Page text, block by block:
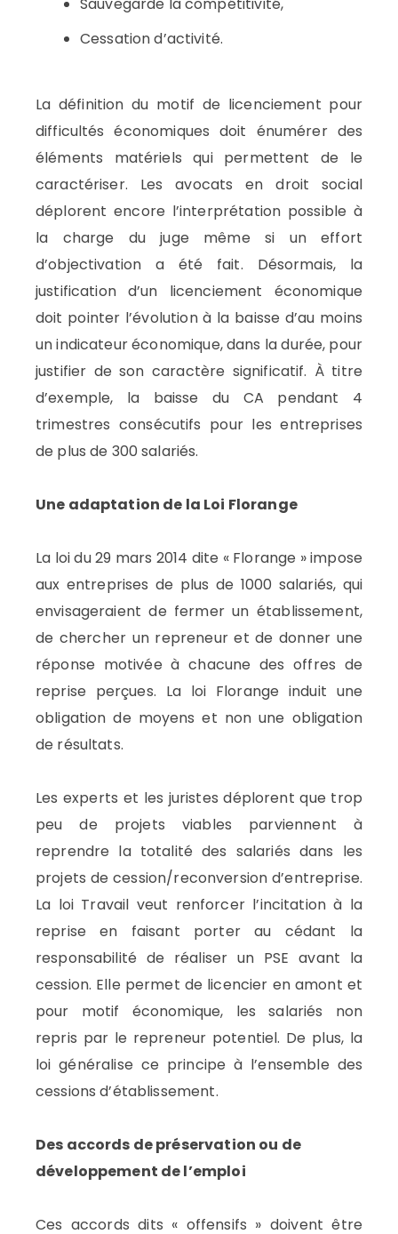
Sauvegarde la compétitivité,
Cessation d’activité.
La définition du motif de licenciement pour
difficultés économiques doit énumérer des
éléments matériels qui permettent de le
caractériser. Les avocats en droit social
déplorent encore l’interprétation possible à
la charge du juge même si un effort
d’objectivation a été fait. Désormais, la
justification d’un licenciement économique
doit pointer l’évolution à la baisse d’au moins
un indicateur économique, dans la durée, pour
justifier de son caractère significatif. À titre
d’exemple, la baisse du CA pendant 4
trimestres consécutifs pour les entreprises
de plus de 300 salariés.
Une adaptation de la Loi Florange
La loi du 29 mars 2014 dite « Florange » impose
aux entreprises de plus de 1000 salariés, qui
envisageraient de fermer un établissement,
de chercher un repreneur et de donner une
réponse motivée à chacune des offres de
reprise perçues. La loi Florange induit une
obligation de moyens et non une obligation
de résultats.
Les experts et les juristes déplorent que trop
peu de projets viables parviennent à
reprendre la totalité des salariés dans les
projets de cession/reconversion d’entreprise.
La loi Travail veut renforcer l’incitation à la
reprise en faisant porter au cédant la
responsabilité de réaliser un PSE avant la
cession. Elle permet de licencier en amont et
pour motif économique, les salariés non
repris par le repreneur potentiel. De plus, la
loi généralise ce principe à l’ensemble des
cessions d’établissement.
Des accords de préservation ou de
développement de l’emploi
Ces accords dits « offensifs » doivent être